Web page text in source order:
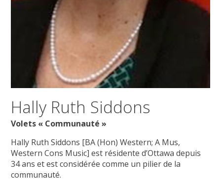
Hally Ruth Siddons
Volets « Communauté »
Hally Ruth Siddons [BA (Hon) Western; A Mus,
Western Cons Music] est résidente d’Ottawa depuis
34 ans et est considérée comme un pilier de la
communauté.